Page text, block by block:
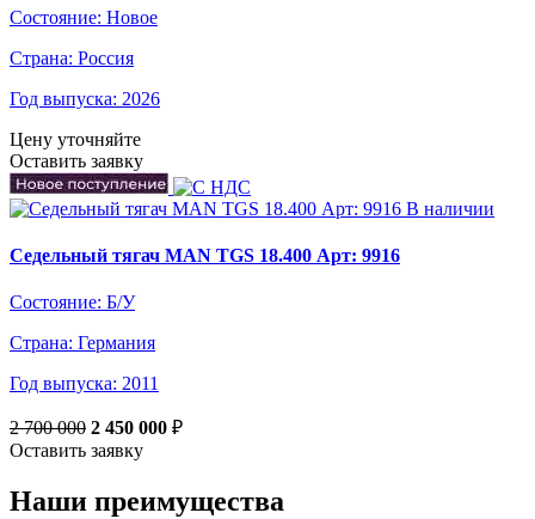
Состояние: Новое
Страна: Россия
Год выпуска: 2026
Цену уточняйте
Оставить заявку
В наличии
Седельный тягач MAN TGS 18.400 Арт: 9916
Состояние: Б/У
Страна: Германия
Год выпуска: 2011
2 700 000 2 450 000 ₽
Оставить заявку
Наши преимущества